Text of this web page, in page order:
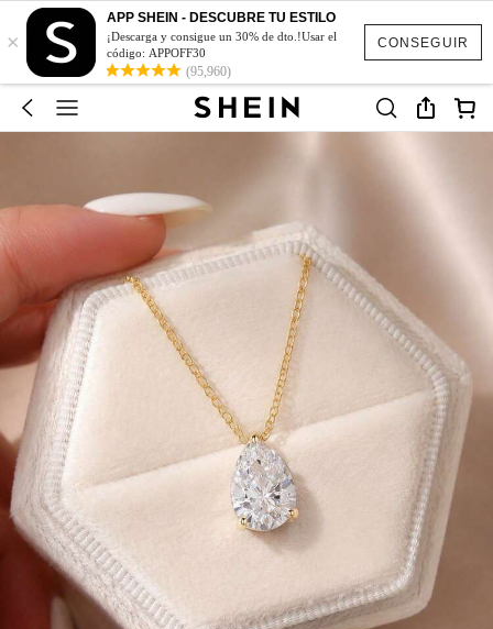
CONSEGUIR
×
APP SHEIN - DESCUBRE TU ESTILO
¡Descarga y consigue un 30% de dto.!Usar el
código: APPOFF30
(95,960)